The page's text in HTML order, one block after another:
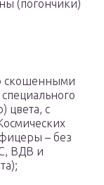
(погончики)
скошенными
цвета, с
– без
ВДВ и